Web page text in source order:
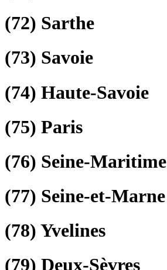
(72) Sarthe
(73) Savoie
(74) Haute-Savoie
(75) Paris
(76) Seine-Maritime
(77) Seine-et-Marne
(78) Yvelines
(79) Deux-Sèvres